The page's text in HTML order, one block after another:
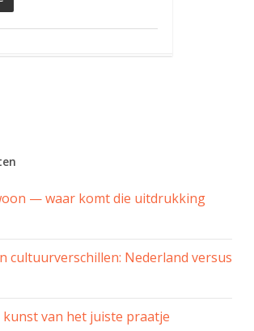
— waar komt die uitdrukking
cultuurverschillen: Nederland versus
kunst van het juiste praatje